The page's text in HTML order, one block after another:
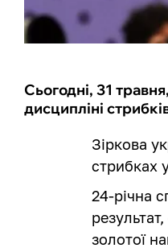
Сьогодні, 31
дисципліні
Зіркова
стрибках
24-річна
золотої